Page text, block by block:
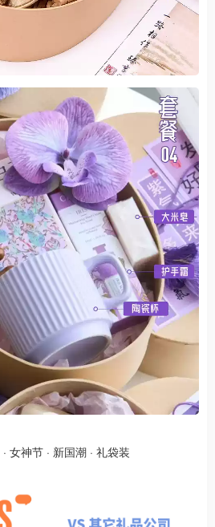
· 女神节 · 新国潮 · 礼袋装